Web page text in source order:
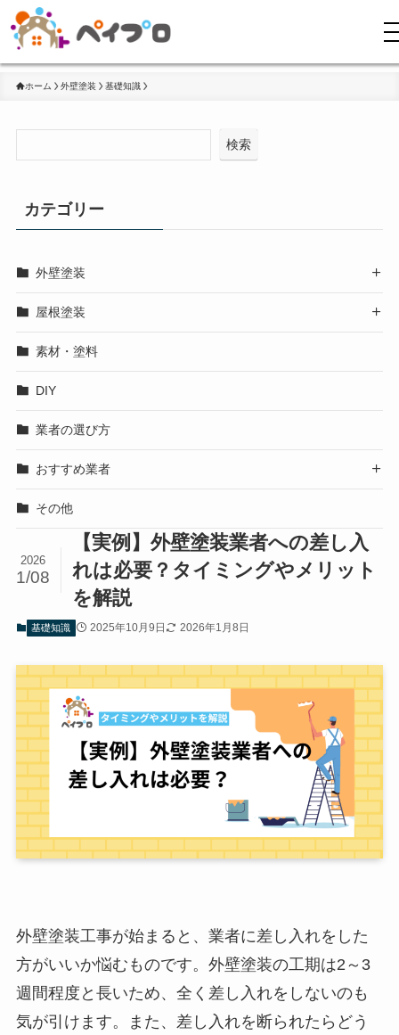
ホーム 外壁塗装 基礎知識
【実例】外壁塗装業者への差し入
れは必要？タイミングやメリット
を解説
2026
1/08
基礎知識 2025年10月9日 2026年1月8日
外壁塗装工事が始まると、業者に差し入れをした
方がいいか悩むものです。外壁塗装の工期は2～3
週間程度と長いため、全く差し入れをしないのも
気が引けます。また、差し入れを断られたらどう
検索
カテゴリー
外壁塗装 
屋根塗装 
素材・塗料
DIY
業者の選び方
おすすめ業者 
その他